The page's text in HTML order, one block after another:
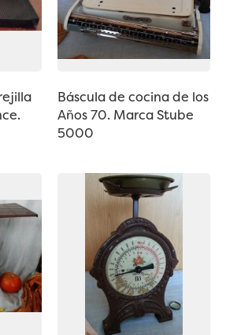
Báscula de cocina de los
Años 70. Marca Stube
5000